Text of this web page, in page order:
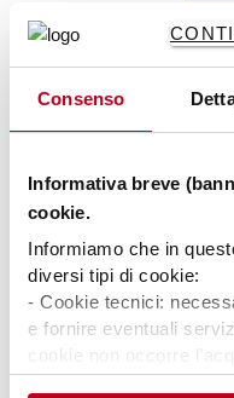
Consenso
Informativa breve
cookie.
Informiamo che in
diversi tipi di cookie:
- Cookie tecnici:
e fornire eventuali
cookie non occorre
- Cookie analytics/
Approfondisci il